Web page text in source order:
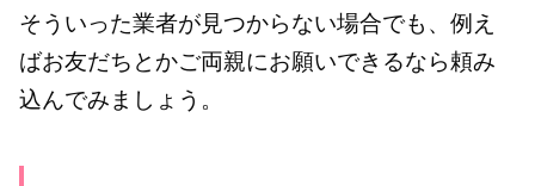
そういった業者が見つからない場合でも、例え
ばお友だちとかご両親にお願いできるなら頼み
込んでみましょう。